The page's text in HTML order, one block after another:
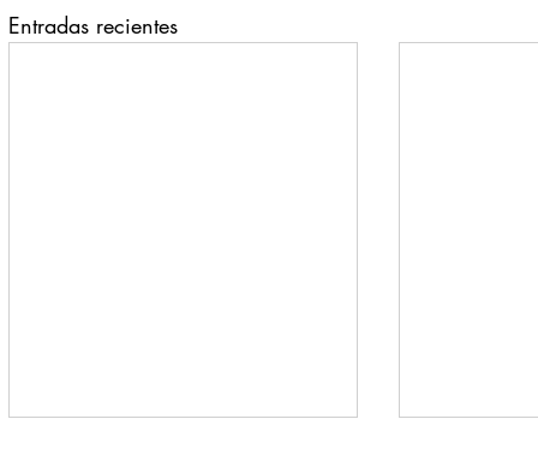
Entradas recientes